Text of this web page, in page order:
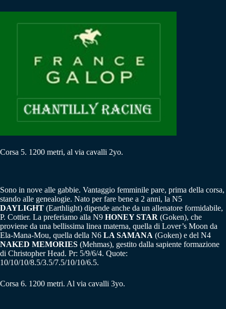
Corsa 5. 1200 metri, al via cavalli 2yo.
Sono in nove alle gabbie. Vantaggio femminile pare, prima della corsa,
stando alle genealogie. Nato per fare bene a 2 anni, la N5
DAYLIGHT (Earthlight) dipende anche da un allenatore formidabile,
P. Cottier. La preferiamo alla N9 HONEY STAR (Goken), che
proviene da una bellissima linea materna, quella di Lover’s Moon da
Ela-Mana-Mou, quella della N6 LA SAMANA (Goken) e del N4
NAKED MEMORIES (Mehmas), gestito dalla sapiente formazione
di Christopher Head. Pr: 5/9/6/4. Quote:
10/10/10/8.5/3.5/7.5/10/10/6.5.
Corsa 6. 1200 metri. Al via cavalli 3yo.